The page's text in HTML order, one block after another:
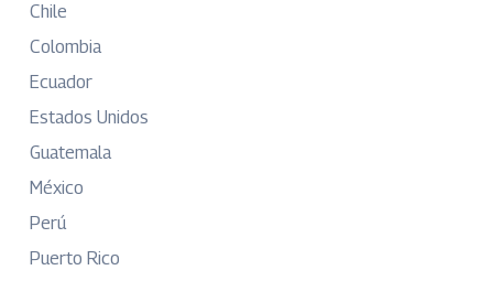
Chile
Colombia
Ecuador
Estados Unidos
Guatemala
México
Perú
Puerto Rico